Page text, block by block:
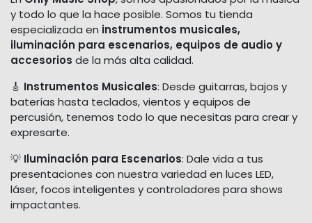
y todo lo que la hace posible. Somos tu tienda
especializada en instrumentos musicales,
iluminación para escenarios, equipos de audio y
accesorios de la más alta calidad.
🎸 Instrumentos Musicales: Desde guitarras, bajos y
baterías hasta teclados, vientos y equipos de
percusión, tenemos todo lo que necesitas para crear y
expresarte.
💡 Iluminación para Escenarios: Dale vida a tus
presentaciones con nuestra variedad en luces LED,
láser, focos inteligentes y controladores para shows
impactantes.